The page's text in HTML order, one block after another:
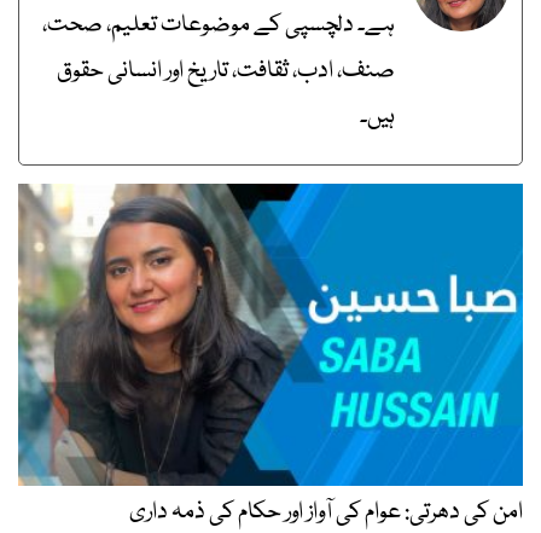
ہے۔ دلچسپی کے موضوعات تعلیم، صحت،
صنف، ادب، ثقافت، تاریخ اور انسانی حقوق
ہیں۔
امن کی دھرتی: عوام کی آواز اور حکام کی ذمہ داری